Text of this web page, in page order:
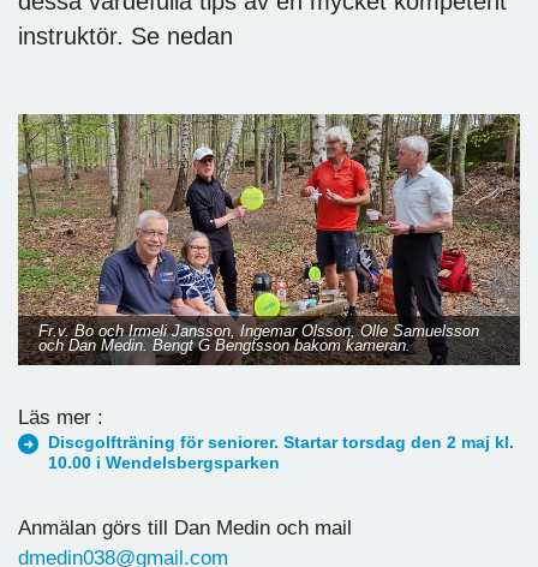
instruktör. Se nedan
Fr.v. Bo och Irmeli Jansson, Ingemar Olsson, Olle Samuelsson
och Dan Medin. Bengt G Bengtsson bakom kameran.
Läs mer :
Discgolfträning för seniorer. Startar torsdag den 2 maj kl.
10.00 i Wendelsbergsparken
Anmälan görs till Dan Medin och mail
dmedin038@gmail.com